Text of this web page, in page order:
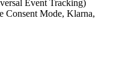
Event Tracking)
Consent Mode, Klarna,